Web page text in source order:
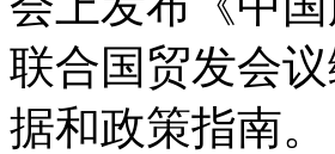
联合国贸发会
据和政策指南。